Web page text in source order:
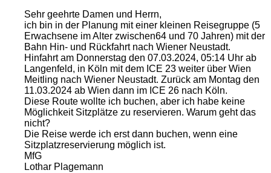
Sehr geehrte Damen und Herrn,
ich bin in der Planung mit einer kleinen Reisegruppe (5
Erwachsene im Alter zwischen64 und 70 Jahren) mit der
Bahn Hin- und Rückfahrt nach Wiener Neustadt.
Hinfahrt am Donnerstag den 07.03.2024, 05:14 Uhr ab
Langenfeld, in Köln mit dem ICE 23 weiter über Wien
Meitling nach Wiener Neustadt. Zurück am Montag den
11.03.2024 ab Wien dann im ICE 26 nach Köln.
Diese Route wollte ich buchen, aber ich habe keine
Möglichkeit Sitzplätze zu reservieren. Warum geht das
nicht?
Die Reise werde ich erst dann buchen, wenn eine
Sitzplatzreservierung möglich ist.
MfG
Lothar Plagemann